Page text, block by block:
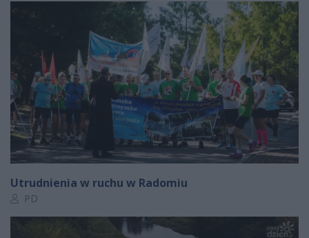
Utrudnienia w ruchu w Radomiu
Autor artykułu:
PD